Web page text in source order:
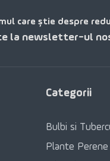
care știe despre
la newsletter-ul
Categorii
Bulbi si
Plante Perene